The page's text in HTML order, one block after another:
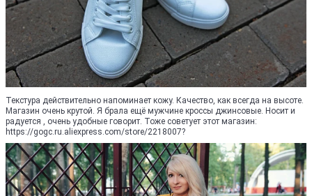
Текстура действительно напоминает кожу. Качество, как всегда на высоте.
Магазин очень крутой. Я брала ещё мужчине кроссы джинсовые. Носит и
радуется , очень удобные говорит. Тоже советует этот магазин:
https://gogc.ru.aliexpress.com/store/2218007?